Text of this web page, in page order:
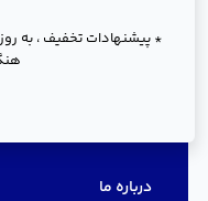
* پیشنهادات تخفیف ، به
درباره ما